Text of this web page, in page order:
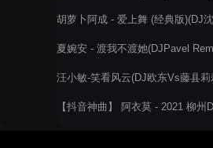
胡萝卜阿成 - 爱上舞 (经典版)(DJ
夏婉安 - 渡我不渡她(DJPavel
汪小敏-笑看风云(DJ欧东Vs藤县
【抖音神曲】 阿衣莫 - 2021 柳